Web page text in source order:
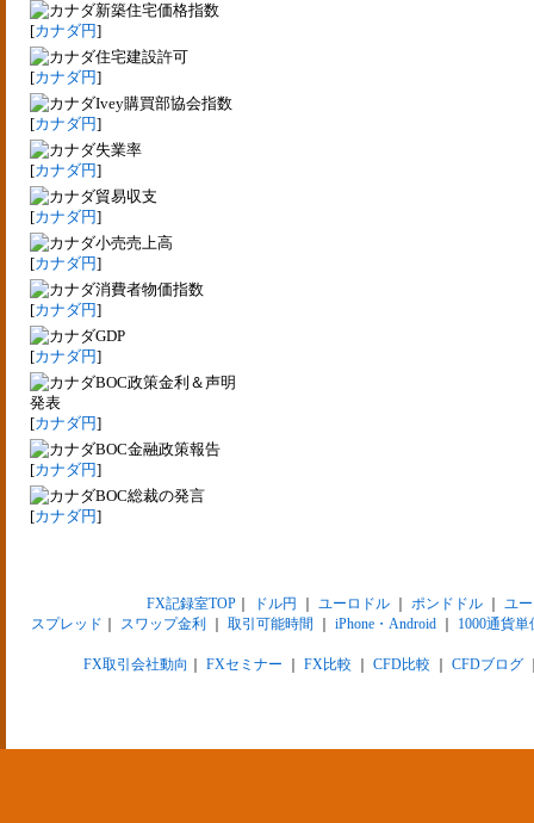
新築住宅価格指数
[カナダ円]
住宅建設許可
[カナダ円]
Ivey購買部協会指数
[カナダ円]
失業率
[カナダ円]
貿易収支
[カナダ円]
小売売上高
[カナダ円]
消費者物価指数
[カナダ円]
GDP
[カナダ円]
BOC政策金利＆声明
発表
[カナダ円]
BOC金融政策報告
[カナダ円]
BOC総裁の発言
[カナダ円]
FX記録室TOP｜ ドル円 ユーロドル｜ ポンドドル｜ ユ
スプレッド
スワップ金利 取引可能時間 iPhone・Android 1000通貨単
FX取引会社動向 FXセミナー FX比較 CFD比較 CFDブログ